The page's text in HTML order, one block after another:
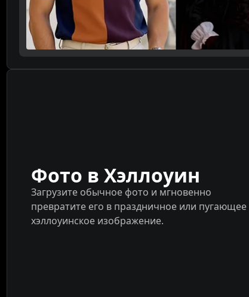
Фото в Хэллоуин
Загрузите обычное фото и мгновенно
превратите его в праздничное или пугающее
хэллоуинское изображение.